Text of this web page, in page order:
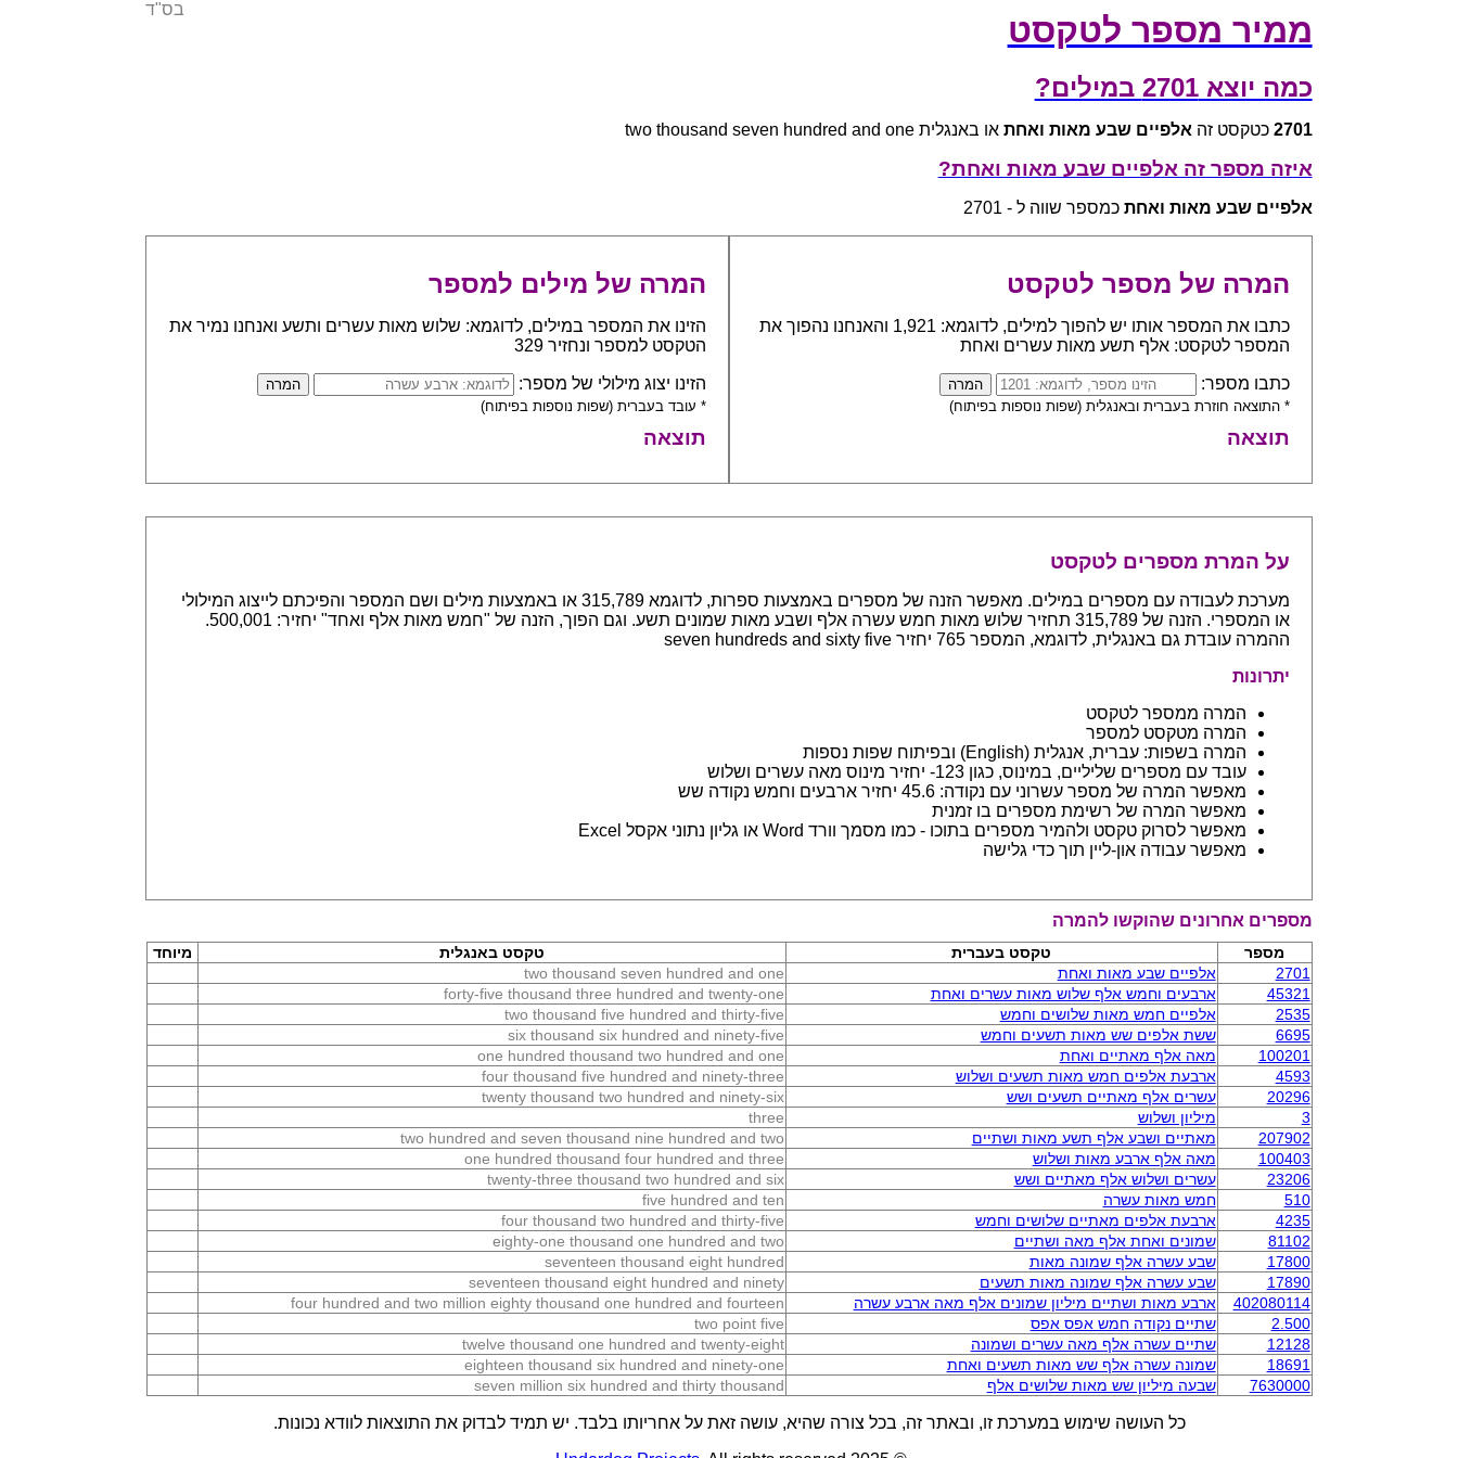
ממיר מספר לטקסט
בס"ד
כמה יוצא 2701 במילים?
2701 כטקסט זה אלפיים שבע מאות ואחת או באנגלית two thousand seven hundred and one
איזה מספר זה אלפיים שבע מאות ואחת?
אלפיים שבע מאות ואחת כמספר שווה ל - 2701
המרה של מספר לטקסט
כתבו את המספר אותו יש להפוך למילים, לדוגמא: 1,921 והאנחנו נהפוך את
המספר לטקסט: אלף תשע מאות עשרים ואחת
כתבו מספר:
* התוצאה חוזרת בעברית ובאנגלית (שפות נוספות בפיתוח)
תוצאה
המרה של מילים למספר
הזינו את המספר במילים, לדוגמא: שלוש מאות עשרים ותשע ואנחנו נמיר את
הטקסט למספר ונחזיר 329
הזינו יצוג מילולי של מספר:
* עובד בעברית (שפות נוספות בפיתוח)
תוצאה
על המרת מספרים לטקסט
מערכת לעבודה עם מספרים במילים. מאפשר הזנה של מספרים באמצעות ספרות, לדוגמא 315,789 או באמצעות מילים ושם המספר והפיכתם לייצוג המילולי
או המספרי. הזנה של 315,789 תחזיר שלוש מאות חמש עשרה אלף ושבע מאות שמונים תשע. וגם הפוך, הזנה של "חמש מאות אלף ואחד" יחזיר: 500,001.
ההמרה עובדת גם באנגלית, לדוגמא, המספר 765 יחזיר seven hundreds and sixty five
יתרונות
המרה ממספר לטקסט
המרה מטקסט למספר
המרה בשפות: עברית, אנגלית (English) ובפיתוח שפות נספות
עובד עם מספרים שליליים, במינוס, כגון 123- יחזיר מינוס מאה עשרים ושלוש
מאפשר המרה של מספר עשרוני עם נקודה: 45.6 יחזיר ארבעים וחמש נקודה שש
מאפשר המרה של רשימת מספרים בו זמנית
מאפשר לסרוק טקסט ולהמיר מספרים בתוכו - כמו מסמך וורד Word או גליון נתוני אקסל Excel
מאפשר עבודה און-ליין תוך כדי גלישה
מספרים אחרונים שהוקשו להמרה
מספר טקסט בעברית טקסט באנגלית
מיוחד
2701
אלפיים שבע מאות ואחת
two thousand seven hundred and one
45321
ארבעים וחמש אלף שלוש מאות עשרים ואחת
forty-five thousand three hundred and twenty-one
2535
אלפיים חמש מאות שלושים וחמש
two thousand five hundred and thirty-five
6695
ששת אלפים שש מאות תשעים וחמש
six thousand six hundred and ninety-five
100201
מאה אלף מאתיים ואחת
one hundred thousand two hundred and one
4593
ארבעת אלפים חמש מאות תשעים ושלוש
four thousand five hundred and ninety-three
20296
עשרים אלף מאתיים תשעים ושש
twenty thousand two hundred and ninety-six
3
מיליון ושלוש
three
207902
מאתיים ושבע אלף תשע מאות ושתיים
two hundred and seven thousand nine hundred and two
100403
מאה אלף ארבע מאות ושלוש
one hundred thousand four hundred and three
23206
עשרים ושלוש אלף מאתיים ושש
twenty-three thousand two hundred and six
510
חמש מאות עשרה
five hundred and ten
4235
ארבעת אלפים מאתיים שלושים וחמש
four thousand two hundred and thirty-five
81102
שמונים ואחת אלף מאה ושתיים
eighty-one thousand one hundred and two
17800
שבע עשרה אלף שמונה מאות
seventeen thousand eight hundred
17890
שבע עשרה אלף שמונה מאות תשעים
seventeen thousand eight hundred and ninety
402080114
ארבע מאות ושתיים מיליון שמונים אלף מאה ארבע עשרה
four hundred and two million eighty thousand one hundred and fourteen
2.500
שתיים נקודה חמש אפס אפס
two point five
12128
שתיים עשרה אלף מאה עשרים ושמונה
twelve thousand one hundred and twenty-eight
18691
שמונה עשרה אלף שש מאות תשעים ואחת
eighteen thousand six hundred and ninety-one
7630000
שבעה מיליון שש מאות שלושים אלף seven million six hundred and thirty thousand
כל העושה שימוש במערכת זו, ובאתר זה, בכל צורה שהיא, עושה זאת על אחריותו בלבד. יש תמיד לבדוק את התוצאות לוודא נכונות.